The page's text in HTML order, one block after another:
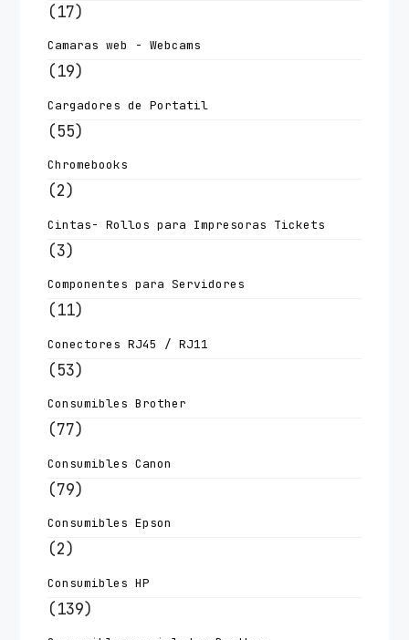
(17)
Camaras web - Webcams
(19)
Cargadores de Portatil
(55)
Chromebooks
(2)
Cintas- Rollos para Impresoras Tickets
(3)
Componentes para Servidores
(11)
Conectores RJ45 / RJ11
(53)
Consumibles Brother
(77)
Consumibles Canon
(79)
Consumibles Epson
(2)
Consumibles HP
(139)